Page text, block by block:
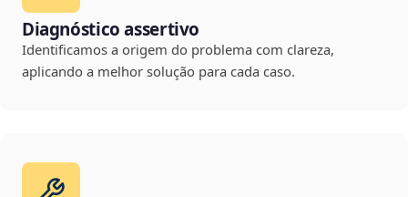
Diagnóstico assertivo
Identificamos a origem do problema com clareza,
aplicando a melhor solução para cada caso.